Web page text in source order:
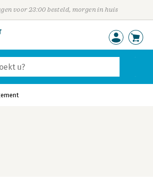
voor 23:00 besteld, morgen in huis